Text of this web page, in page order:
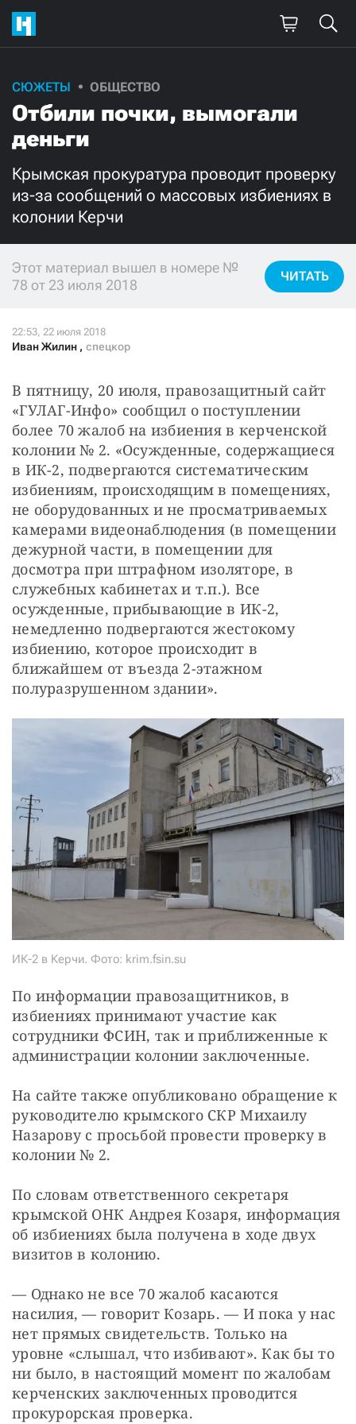
СЮЖЕТЫ ОБЩЕСТВО
Отбили почки, вымогали
деньги
Крымская прокуратура проводит проверку
из-за сообщений о массовых избиениях в
колонии Керчи
Этот материал вышел в номере №
78 от 23 июля 2018
ЧИТАТЬ
Иван Жилин , спецкор
В пятницу, 20 июля, правозащитный сайт
«ГУЛАГ-Инфо» сообщил о поступлении
более 70 жалоб на избиения в керченской
колонии № 2. «Осужденные, содержащиеся
в ИК-2, подвергаются систематическим
избиениям, происходящим в помещениях,
не оборудованных и не просматриваемых
камерами видеонаблюдения (в помещении
дежурной части, в помещении для
досмотра при штрафном изоляторе, в
служебных кабинетах и т.п.). Все
осужденные, прибывающие в ИК-2,
немедленно подвергаются жестокому
избиению, которое происходит в
ближайшем от въезда 2-этажном
полуразрушенном здании».
ИК-2 в Керчи. Фото: krim.fsin.su
По информации правозащитников, в
избиениях принимают участие как
сотрудники ФСИН, так и приближенные к
администрации колонии заключенные.
На сайте также опубликовано обращение к
руководителю крымского СКР Михаилу
Назарову с просьбой провести проверку в
колонии № 2.
По словам ответственного секретаря
крымской ОНК Андрея Козаря, информация
об избиениях была получена в ходе двух
визитов в колонию.
— Однако не все 70 жалоб касаются
насилия, — говорит Козарь. — И пока у нас
нет прямых свидетельств. Только на
уровне «слышал, что избивают». Как бы то
ни было, в настоящий момент по жалобам
керченских заключенных проводится
прокурорская проверка.
Поддержите
нашу работу!
Ежемесячно
3000 1000
500 300
Нажимая кнопку «Стать соучастником»,
я принимаю
условия и подтверждаю свое гражданство РФ
ПОДЕЛИТЬСЯ С ДРУЗЬЯМИ
Если у вас есть вопросы, пишите donate@novayagazeta.ru
звоните:
+7 (929) 612-03-68